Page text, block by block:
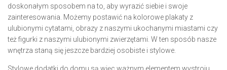
doskonałym sposobem na to, aby wyrazić siebie i swoje
zainteresowania. Możemy postawić na kolorowe plakaty z
ulubionymi cytatami, obrazy z naszymi ukochanymi miastami czy
też figurki z naszymi ulubionymi zwierzętami. W ten sposób nasze
wnętrza staną się jeszcze bardziej osobiste i stylowe.